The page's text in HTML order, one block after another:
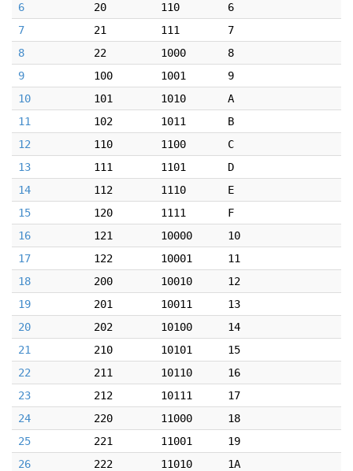
6
20 110
6
7
21 111
7
8
22 1000
8
9
100 1001
9
10
101 1010
A
11
102 1011
B
12
110 1100
C
13
111 1101
D
14
112 1110
E
15
120 1111
F
16
121 10000
10
17
122 10001
11
18
200 10010
12
19
201 10011
13
20
202 10100
14
21
210 10101
15
22
211 10110
16
23
212 10111
17
24
220 11000
18
25
221 11001
19
26
222 11010
1A